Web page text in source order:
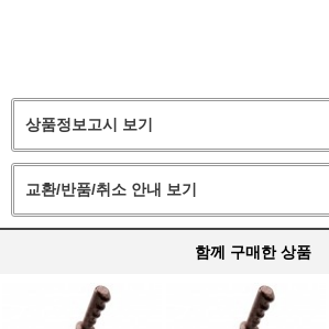
상품정보고시 보기
교환/반품/취소 안내 보기
함께 구매한 상품